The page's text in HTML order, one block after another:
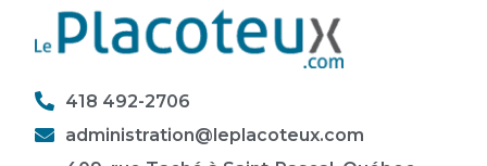
418 492-2706
administration@leplacoteux.com